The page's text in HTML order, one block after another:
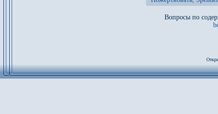
Вопросы по